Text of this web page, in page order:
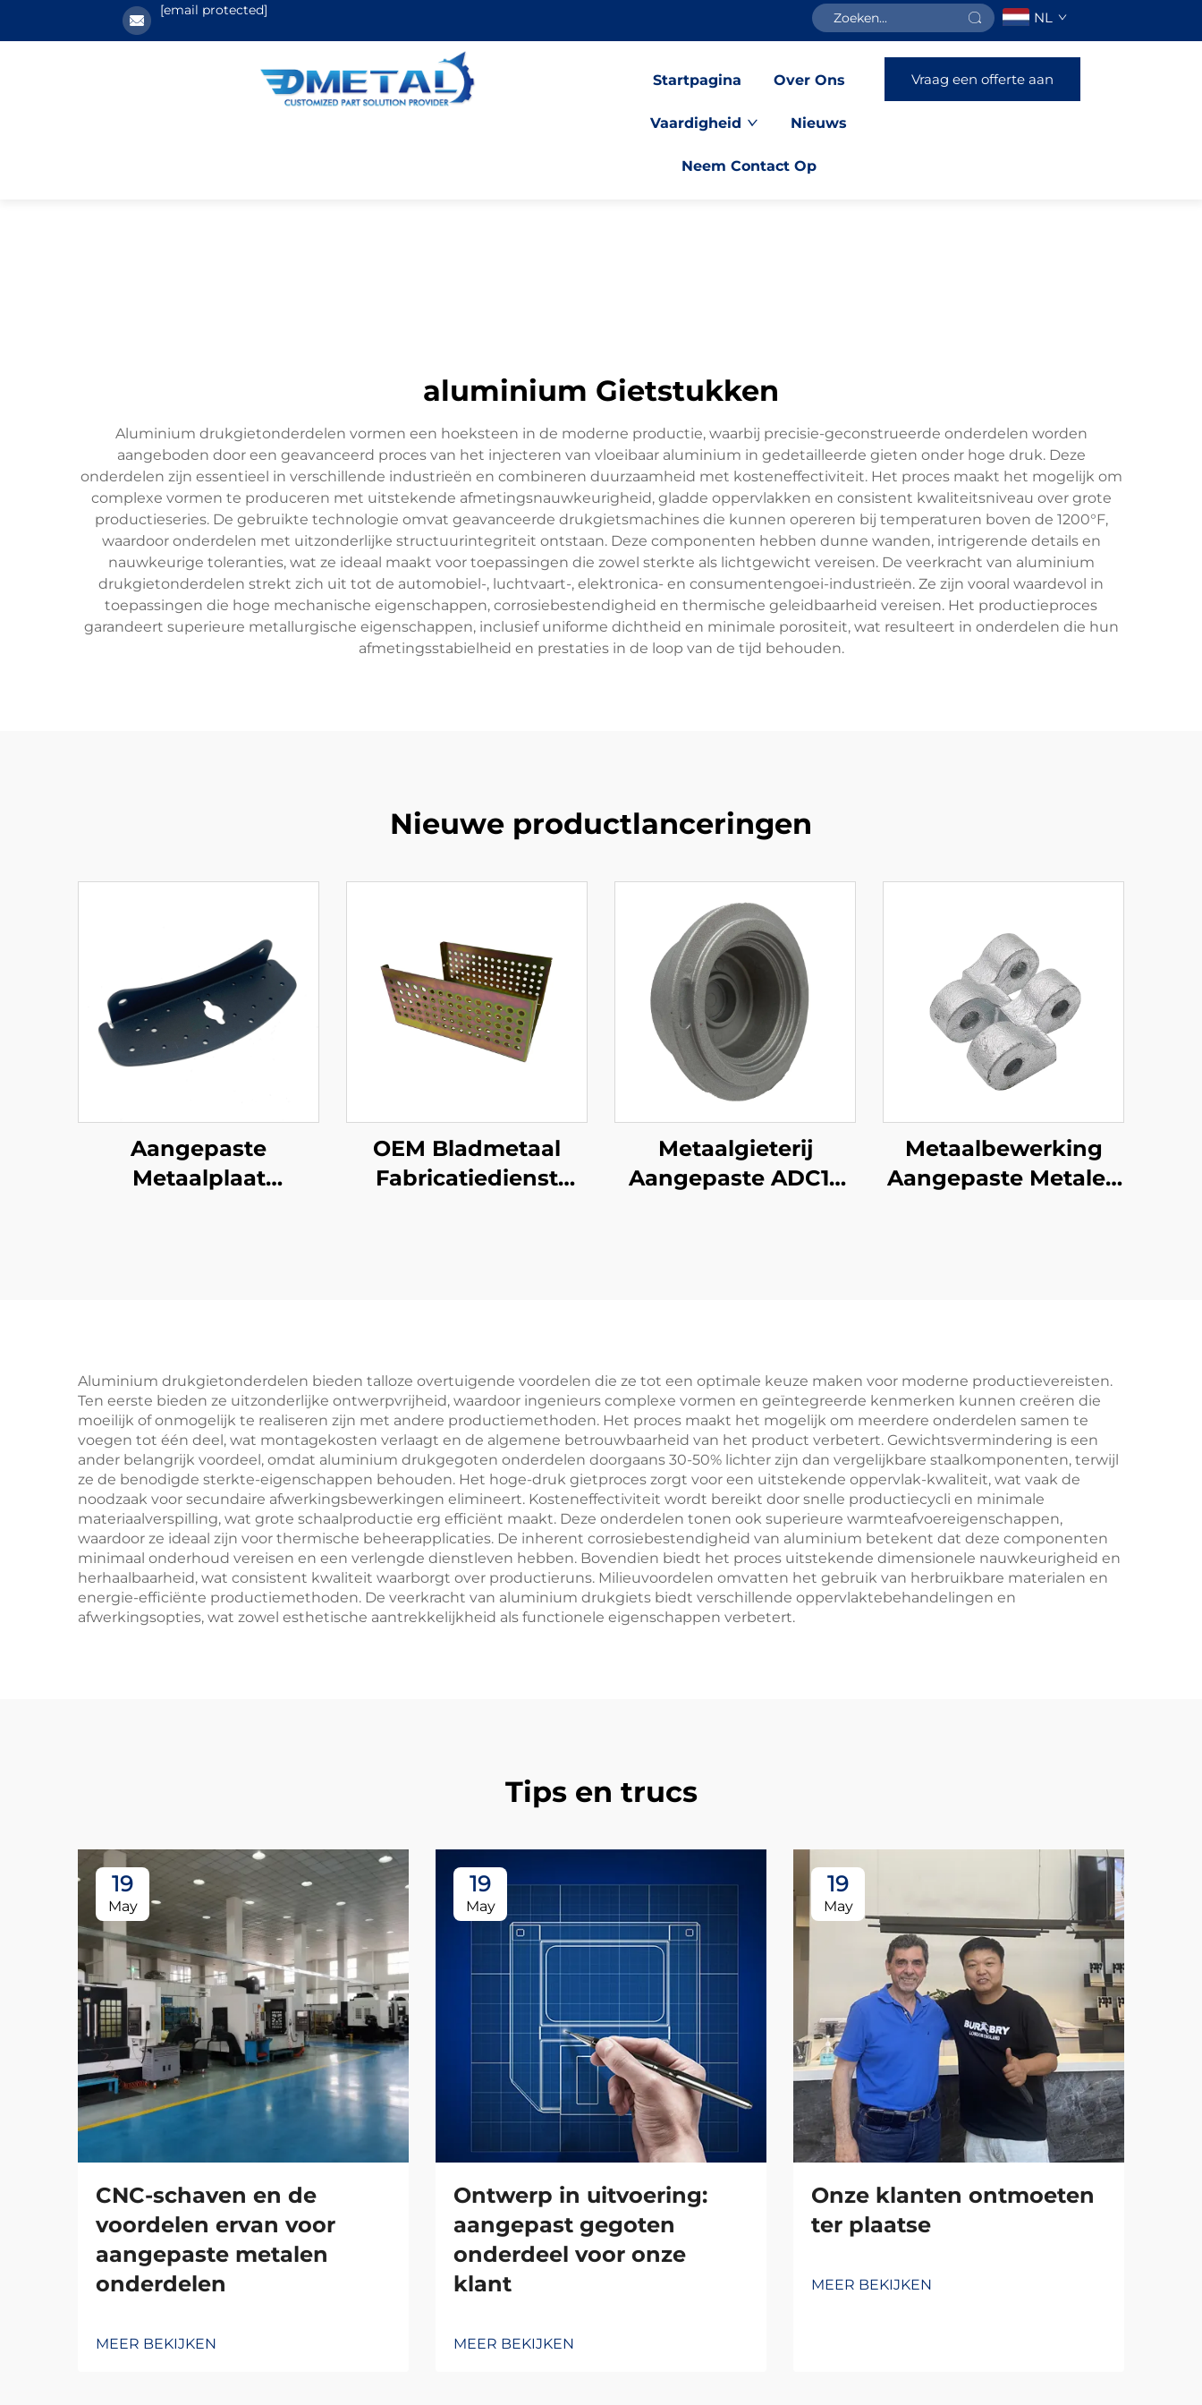
[email protected] NL
Startpagina Over Ons
Vaardigheid Nieuws
Neem Contact Op
Vraag een offerte aan
aluminium Gietstukken
Aluminium drukgietonderdelen vormen een hoeksteen in de moderne productie, waarbij precisie-geconstrueerde onderdelen worden
aangeboden door een geavanceerd proces van het injecteren van vloeibaar aluminium in gedetailleerde gieten onder hoge druk. Deze
onderdelen zijn essentieel in verschillende industrieën en combineren duurzaamheid met kosteneffectiviteit. Het proces maakt het mogelijk om
complexe vormen te produceren met uitstekende afmetingsnauwkeurigheid, gladde oppervlakken en consistent kwaliteitsniveau over grote
productieseries. De gebruikte technologie omvat geavanceerde drukgietsmachines die kunnen opereren bij temperaturen boven de 1200°F,
waardoor onderdelen met uitzonderlijke structuurintegriteit ontstaan. Deze componenten hebben dunne wanden, intrigerende details en
nauwkeurige toleranties, wat ze ideaal maakt voor toepassingen die zowel sterkte als lichtgewicht vereisen. De veerkracht van aluminium
drukgietonderdelen strekt zich uit tot de automobiel-, luchtvaart-, elektronica- en consumentengoei-industrieën. Ze zijn vooral waardevol in
toepassingen die hoge mechanische eigenschappen, corrosiebestendigheid en thermische geleidbaarheid vereisen. Het productieproces
garandeert superieure metallurgische eigenschappen, inclusief uniforme dichtheid en minimale porositeit, wat resulteert in onderdelen die hun
afmetingsstabielheid en prestaties in de loop van de tijd behouden.
Nieuwe productlanceringen
Aangepaste
Metaalplaat
OEM Bladmetaal
Fabricatiedienst
Metaalgieterij
Aangepaste ADC12
Metaalbewerking
Aangepaste Metalen
Aluminium drukgietonderdelen bieden talloze overtuigende voordelen die ze tot een optimale keuze maken voor moderne productievereisten.
Ten eerste bieden ze uitzonderlijke ontwerpvrijheid, waardoor ingenieurs complexe vormen en geïntegreerde kenmerken kunnen creëren die
moeilijk of onmogelijk te realiseren zijn met andere productiemethoden. Het proces maakt het mogelijk om meerdere onderdelen samen te
voegen tot één deel, wat montagekosten verlaagt en de algemene betrouwbaarheid van het product verbetert. Gewichtsvermindering is een
ander belangrijk voordeel, omdat aluminium drukgegoten onderdelen doorgaans 30-50% lichter zijn dan vergelijkbare staalkomponenten, terwijl
ze de benodigde sterkte-eigenschappen behouden. Het hoge-druk gietproces zorgt voor een uitstekende oppervlak-kwaliteit, wat vaak de
noodzaak voor secundaire afwerkingsbewerkingen elimineert. Kosteneffectiviteit wordt bereikt door snelle productiecycli en minimale
materiaalverspilling, wat grote schaalproductie erg efficiënt maakt. Deze onderdelen tonen ook superieure warmteafvoereigenschappen,
waardoor ze ideaal zijn voor thermische beheerapplicaties. De inherent corrosiebestendigheid van aluminium betekent dat deze componenten
minimaal onderhoud vereisen en een verlengde dienstleven hebben. Bovendien biedt het proces uitstekende dimensionele nauwkeurigheid en
herhaalbaarheid, wat consistent kwaliteit waarborgt over productieruns. Milieuvoordelen omvatten het gebruik van herbruikbare materialen en
energie-efficiënte productiemethoden. De veerkracht van aluminium drukgiets biedt verschillende oppervlaktebehandelingen en
afwerkingsopties, wat zowel esthetische aantrekkelijkheid als functionele eigenschappen verbetert.
Tips en trucs
19
May
CNC-schaven en de
voordelen ervan voor
aangepaste metalen
onderdelen
MEER BEKIJKEN
19
May
Ontwerp in uitvoering:
aangepast gegoten
onderdeel voor onze
klant
MEER BEKIJKEN
19
May
Onze klanten ontmoeten
ter plaatse
MEER BEKIJKEN